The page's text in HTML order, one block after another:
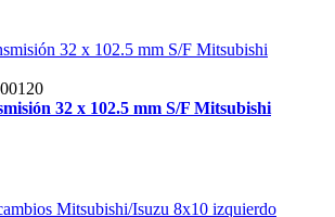
32 x 102.5 mm S/F Mitsubishi